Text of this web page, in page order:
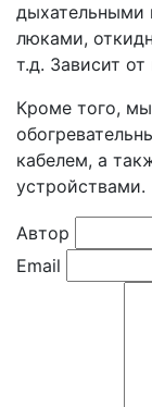
дыхательными
люками,
т.д. Зависит
Кроме того,
кабелем, а
устройствами.
Автор
Email